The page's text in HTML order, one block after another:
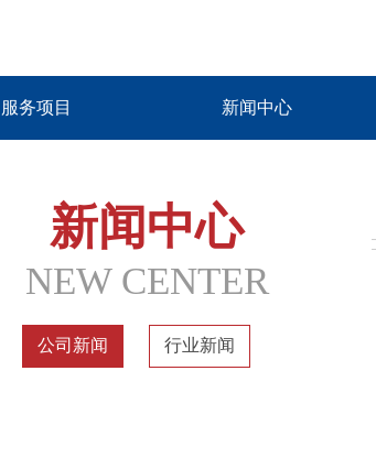
服务项目 新闻中心
新闻中心
NEW CENTER
公司新闻 行业新闻